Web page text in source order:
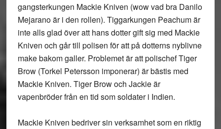
gangsterkungen Mackie Kniven (wow vad bra Danilo
Mejarano är i den rollen). Tiggarkungen Peachum är
inte alls glad över att hans dotter gift sig med Mackie
Kniven och går till polisen för att på dotterns nyblivne
make bakom galler. Problemet är att polischef Tiger
Brow (Torkel Petersson imponerar) är bästis med
Mackie Kniven. Tiger Brow och Jackie är
vapenbröder från en tid som soldater i Indien.
Mackie Kniven bedriver sin verksamhet som en riktig